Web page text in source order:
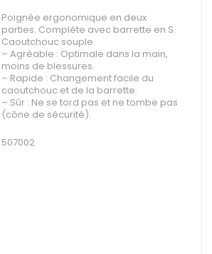
Poignée ergonomique en deux
parties. Complète avec barrette en S.
Caoutchouc souple.
– Agréable : Optimale dans la main,
moins de blessures.
– Rapide : Changement facile du
caoutchouc et de la barrette.
– Sûr : Ne se tord pas et ne tombe pas
(cône de sécurité).
507002